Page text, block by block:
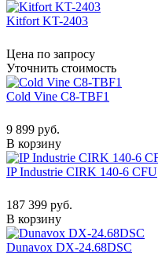
Kitfort KT-2403
Цена по запросу
Уточнить стоимость
Cold Vine C8-TBF1
9 899 руб.
В корзину
IP Industrie CIRK 140-6 CFU
187 399 руб.
В корзину
Dunavox DX-24.68DSC